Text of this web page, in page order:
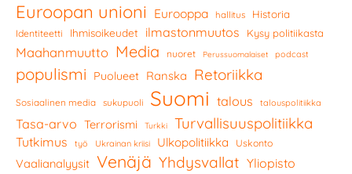
Euroopan unioni Eurooppa hallitus Historia
Identiteetti Ihmisoikeudet ilmastonmuutos Kysy politiikasta
Maahanmuutto Media nuoret Perussuomalaiset podcast
populismi Puolueet Ranska Retoriikka
Sosiaalinen media sukupuoli Suomi talous talouspolitiikka
Tasa-arvo Terrorismi Turkki Turvallisuuspolitiikka
Tutkimus työ Ukrainan kriisi Ulkopolitiikka Uskonto
Vaalianalyysit Venäjä Yhdysvallat Yliopisto